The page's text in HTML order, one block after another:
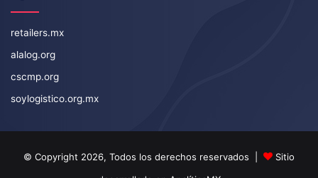
retailers.mx
alalog.org
cscmp.org
soylogistico.org.mx
© Copyright 2026, Todos los derechos reservados |
Sitio